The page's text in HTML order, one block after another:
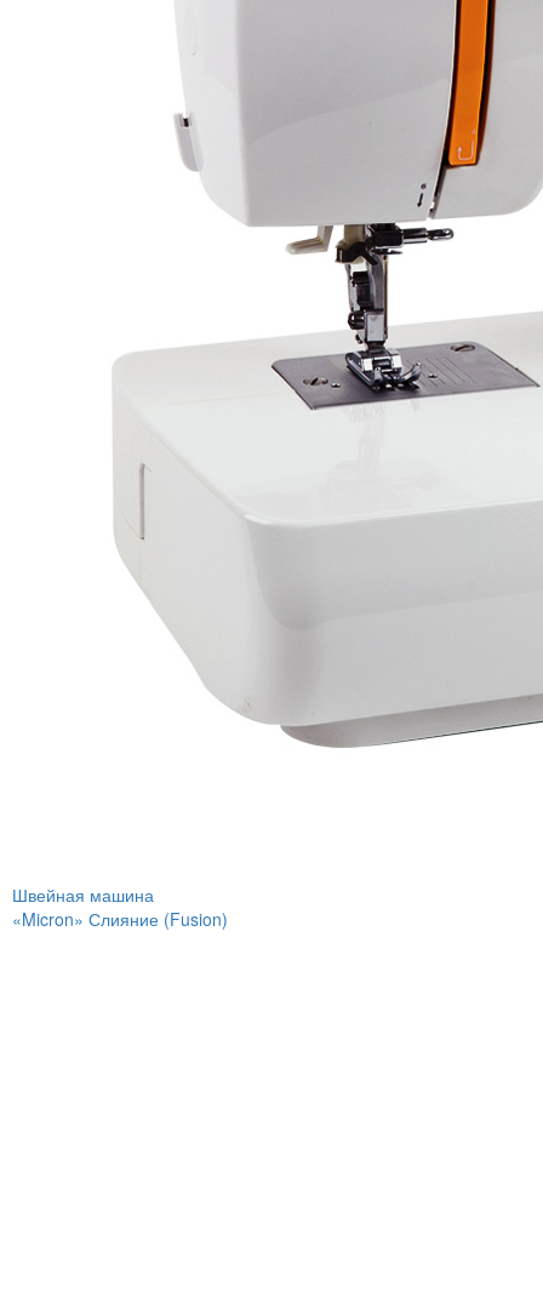
Швейная машина
«Micron» Слияние (Fusion)